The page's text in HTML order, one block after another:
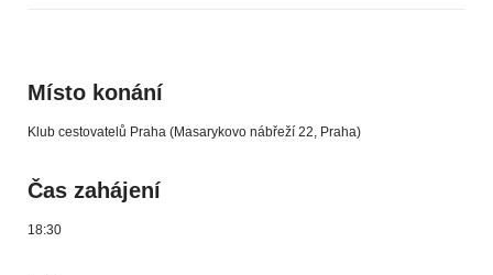
Místo konání
Klub cestovatelů Praha (Masarykovo nábřeží 22, Praha)
Čas zahájení
18:30